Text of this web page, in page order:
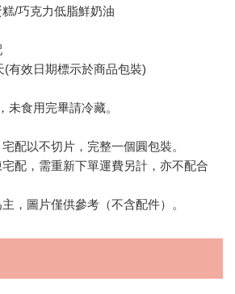
/巧克力低脂鮮奶油
有效日期標示於商品包裝)
未食用完畢請冷藏。
配以不切片，完整一個圓包裝。
配，需重新下單運費另計，亦不配合
，圖片僅供參考（不含配件）。